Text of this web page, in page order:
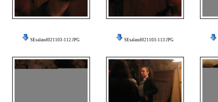
SEsalaud021103-112.JPG SEsalaud021103-113.JPG